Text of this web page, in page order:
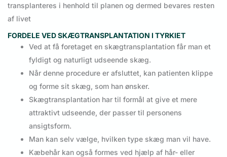
transplanteres i henhold til planen og dermed bevares resten
af livet
FORDELE VED SKÆGTRANSPLANTATION I TYRKIET
Ved at få foretaget en skægtransplantation får man et
fyldigt og naturligt udseende skæg.
Når denne procedure er afsluttet, kan patienten klippe
og forme sit skæg, som han ønsker.
Skægtransplantation har til formål at give et mere
attraktivt udseende, der passer til personens
ansigtsform.
Man kan selv vælge, hvilken type skæg man vil have.
Kæbehår kan også formes ved hjælp af hår- eller